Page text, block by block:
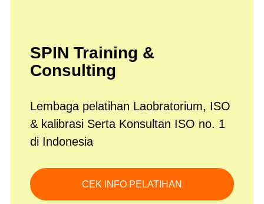
SPIN Training &
Consulting
Lembaga pelatihan Laobratorium, ISO
& kalibrasi Serta Konsultan ISO no. 1
di Indonesia
CEK INFO PELATIHAN